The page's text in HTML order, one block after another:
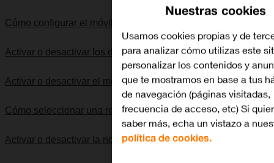
Cómo configurar el móvil para internet
Activar o desactivar los datos móviles
Activar o desactivar el modo silencioso
Cómo seleccionar una red
Activar o desactivar la notificación de llamadas
Nuestras cookies
Usamos cookies propias y de
para analizar cómo utilizas este
personalizar los contenidos y
que te mostramos en base a tus
de navegación (páginas visitadas,
frecuencia de acceso, etc) Si
saber más, echa un vistazo a
política de cookies.